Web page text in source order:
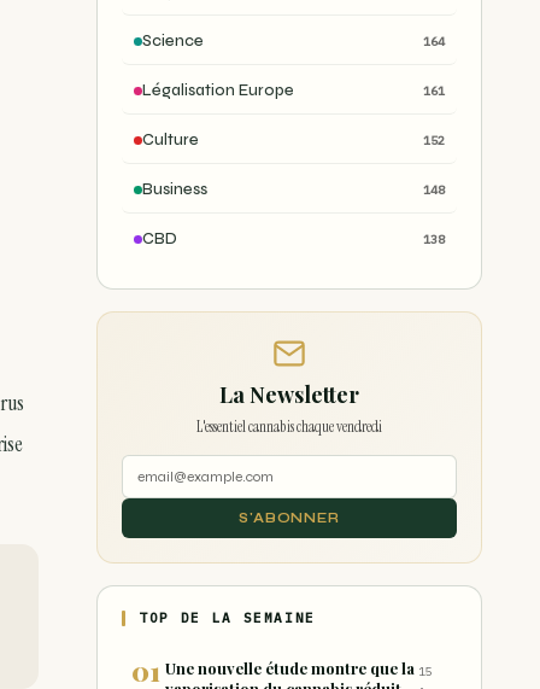
Science 164
Légalisation Europe 161
Culture 152
Business 148
CBD 138
La Newsletter
L'essentiel cannabis chaque vendredi
S'ABONNER
TOP DE LA SEMAINE
Une nouvelle étude montre que la 15